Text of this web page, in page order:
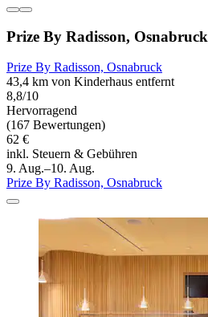
Prize By Radisson, Osnabruck
Prize By Radisson, Osnabruck
43,4 km von Kinderhaus entfernt
8,8/10
Hervorragend
(167 Bewertungen)
62 €
inkl. Steuern & Gebühren
9. Aug.–10. Aug.
Prize By Radisson, Osnabruck